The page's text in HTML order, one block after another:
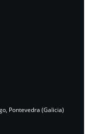
Pontevedra (Galicia)